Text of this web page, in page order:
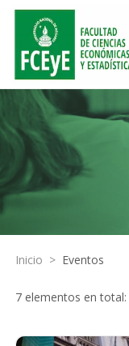
Inicio > Eventos
7 elementos en total: